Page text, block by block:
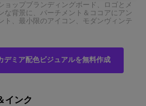
ョップブランディングボード、ロゴとメ
な背景に、パーチメント＆ココアにアン
ト、最小限のアイコン、モダンヴィンテ
デミア配色ビジュアルを無料作成
インク